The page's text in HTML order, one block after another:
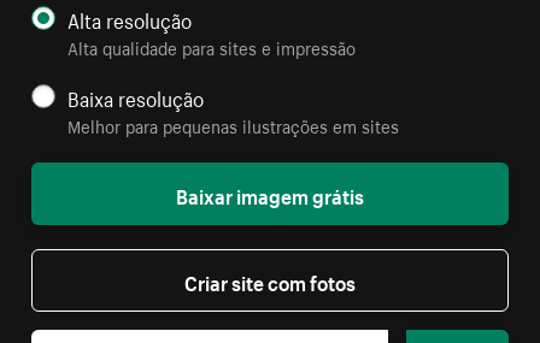
Alta resolução
Alta qualidade para sites e impressão
Baixa resolução
Melhor para pequenas ilustrações em sites
Baixar imagem grátis
Criar site com fotos